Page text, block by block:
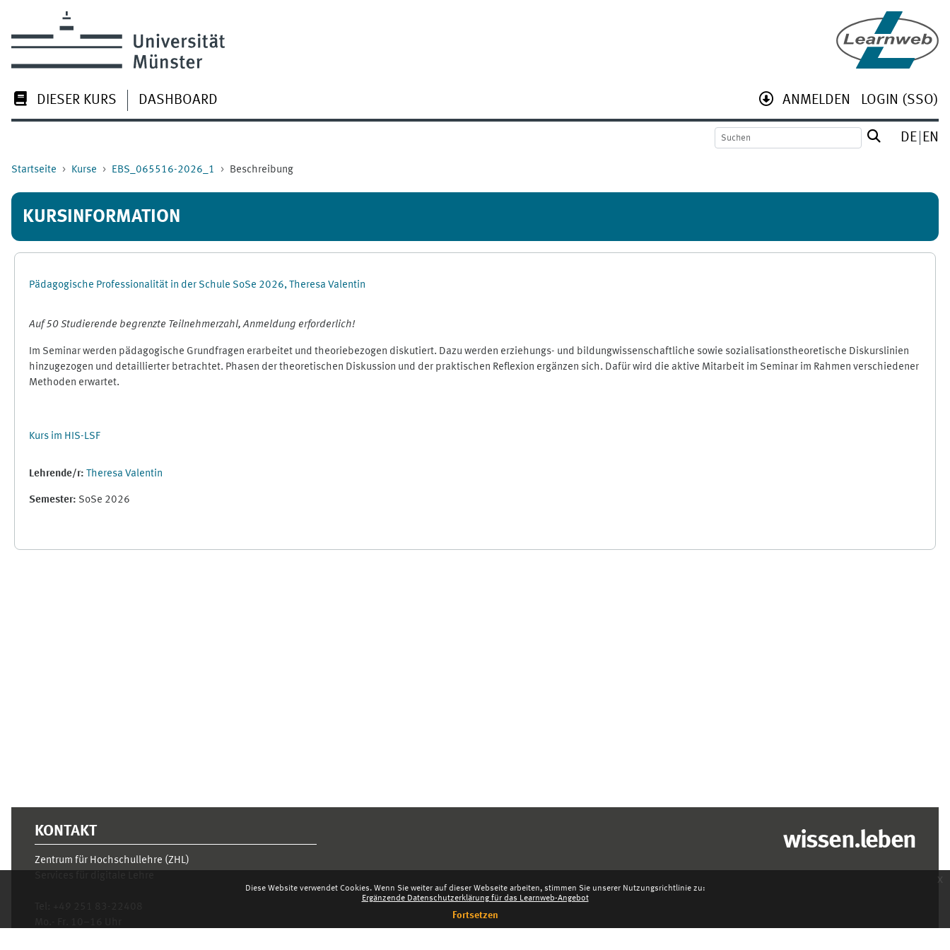
Diese Website verwendet Cookies. Wenn Sie weiter auf dieser Webseite arbeiten, stimmen Sie unserer Nutzungsrichtlinie zu:
Ergänzende Datenschutzerklärung für das Learnweb-Angebot
Fortsetzen
x
DIESER KURS DASHBOARD ANMELDEN LOGIN (SSO)
DE EN
Startseite Kurse EBS_065516-2026_1 Beschreibung
KURSINFORMATION
Pädagogische Professionalität in der Schule SoSe 2026, Theresa Valentin
Auf 50 Studierende begrenzte Teilnehmerzahl, Anmeldung erforderlich!
Im Seminar werden pädagogische Grundfragen erarbeitet und theoriebezogen diskutiert. Dazu werden erziehungs- und bildungwissenschaftliche sowie sozialisationstheoretische Diskurslinien
hinzugezogen und detaillierter betrachtet. Phasen der theoretischen Diskussion und der praktischen Reflexion ergänzen sich. Dafür wird die aktive Mitarbeit im Seminar im Rahmen verschiedener
Methoden erwartet.
Kurs im HIS-LSF
Lehrende/r: Theresa Valentin
Semester: SoSe 2026
KONTAKT
Zentrum für Hochschullehre (ZHL)
wissen.leben